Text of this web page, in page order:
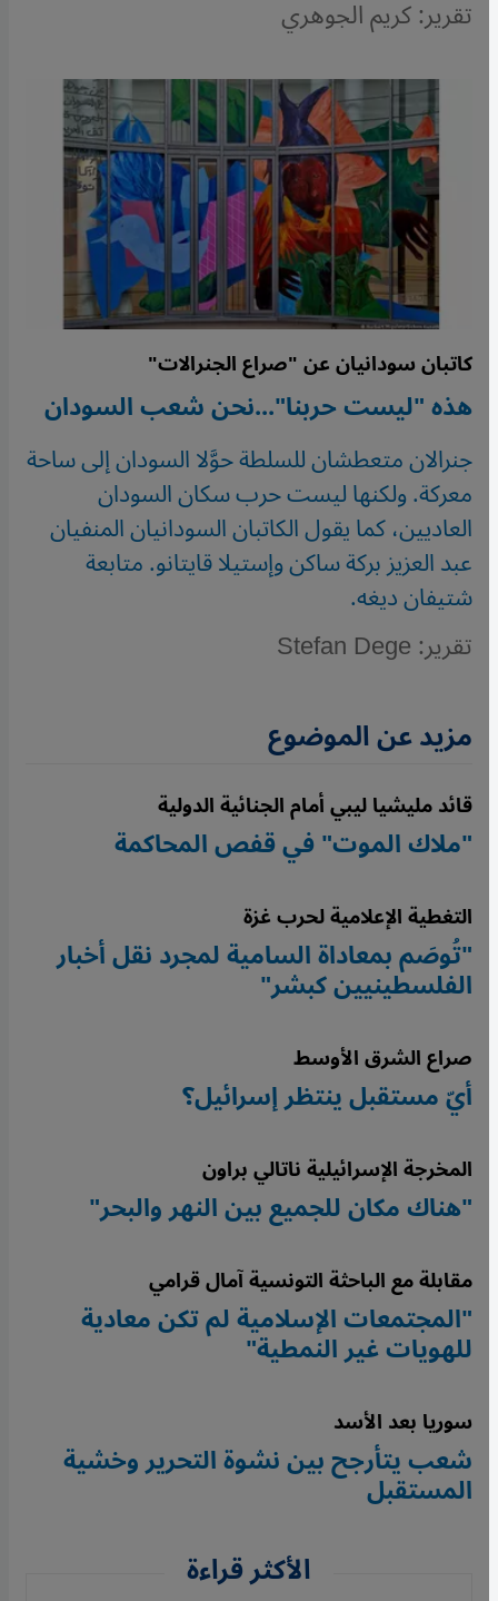
تقرير: كريم الجوهري
كاتبان سودانيان عن "صراع الجنرالات"
هذه "ليست حربنا"...نحن شعب السودان
جنرالان متعطشان للسلطة حوَّلا السودان إلى ساحة
معركة. ولكنها ليست حرب سكان السودان
العاديين، كما يقول الكاتبان السودانيان المنفيان
عبد العزيز بركة ساكن وإستيلا قايتانو. متابعة
شتيفان ديغه.
تقرير: Stefan Dege
مزيد عن الموضوع
قائد مليشيا ليبي أمام الجنائية الدولية
"ملاك الموت" في قفص المحاكمة
التغطية الإعلامية لحرب غزة
"تُوصَم بمعاداة السامية لمجرد نقل أخبار
الفلسطينيين كبشر"
صراع الشرق الأوسط
أيّ مستقبل ينتظر إسرائيل؟
المخرجة الإسرائيلية ناتالي براون
"هناك مكان للجميع بين النهر والبحر"
مقابلة مع الباحثة التونسية آمال قرامي
"المجتمعات الإسلامية لم تكن معادية
للهويات غير النمطية"
سوريا بعد الأسد
شعب يتأرجح بين نشوة التحرير وخشية
المستقبل
الأكثر قراءة